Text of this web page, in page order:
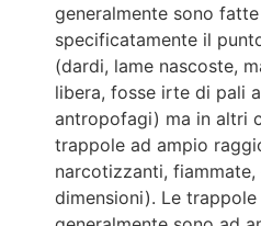
generalmente sono
specificatamente il
(dardi, lame nascoste,
libera, fosse irte di pali
antropofagi) ma in altri
trappole ad ampio
narcotizzanti,
dimensioni). Le